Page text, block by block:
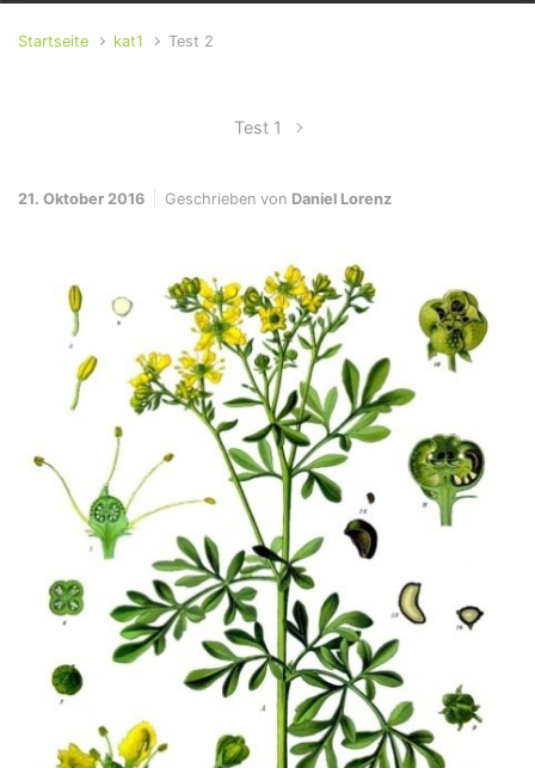
Startseite kat1 Test 2
Test 1
21. Oktober 2016 Geschrieben von Daniel Lorenz